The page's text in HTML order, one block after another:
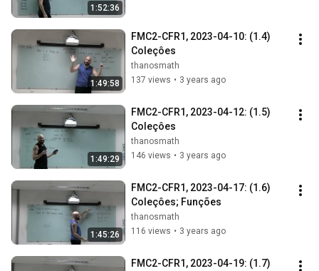
1:52:36
1:49:58
FMC2-CFR1, 2023-04-10: (1.4)
Coleçôes
thanosmath
137 views • 3 years ago
1:49:29
FMC2-CFR1, 2023-04-12: (1.5)
Coleçôes
thanosmath
146 views • 3 years ago
1:45:26
FMC2-CFR1, 2023-04-17: (1.6)
Coleçôes; Funções
thanosmath
116 views • 3 years ago
FMC2-CFR1, 2023-04-19: (1.7)